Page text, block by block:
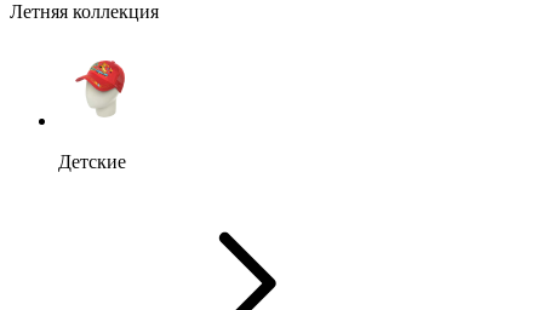
Летняя коллекция
Детские